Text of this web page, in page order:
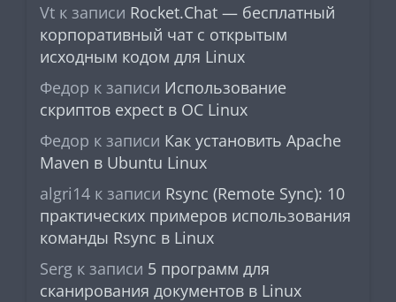
Vt к записи Rocket.Chat — бесплатный
корпоративный чат с открытым
исходным кодом для Linux
Федор к записи Использование
скриптов expect в ОС Linux
Федор к записи Как установить Apache
Maven в Ubuntu Linux
algri14 к записи Rsync (Remote Sync): 10
практических примеров использования
команды Rsync в Linux
Serg к записи 5 программ для
сканирования документов в Linux